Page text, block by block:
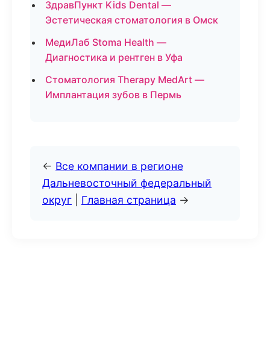
ЗдравПункт Kids Dental —
Эстетическая стоматология в Омск
МедиЛаб Stoma Health —
Диагностика и рентген в Уфа
Стоматология Therapy MedArt —
Имплантация зубов в Пермь
← Все компании в регионе
Дальневосточный федеральный
округ
Главная страница →